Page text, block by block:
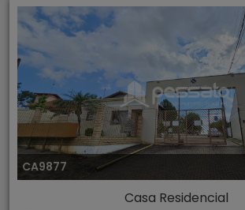
CA9877
Casa Residencial